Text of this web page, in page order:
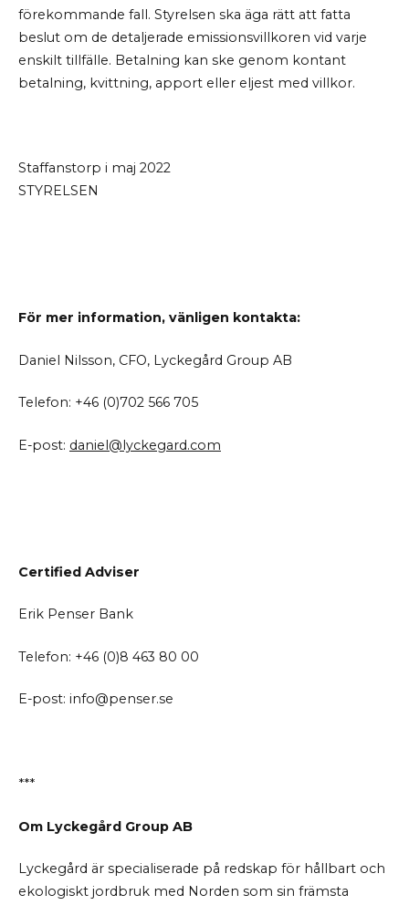
förekommande fall. Styrelsen ska äga rätt att fatta
beslut om de detaljerade emissionsvillkoren vid varje
enskilt tillfälle. Betalning kan ske genom kontant
betalning, kvittning, apport eller eljest med villkor.
Staffanstorp i maj 2022
STYRELSEN
För mer information, vänligen kontakta:
Daniel Nilsson, CFO, Lyckegård Group AB
Telefon: +46 (0)702 566 705
E-post: daniel@lyckegard.com
Certified Adviser
Erik Penser Bank
Telefon: +46 (0)8 463 80 00
E-post: info@penser.se
***
Om Lyckegård Group AB
Lyckegård är specialiserade på redskap för hållbart och
ekologiskt jordbruk med Norden som sin främsta